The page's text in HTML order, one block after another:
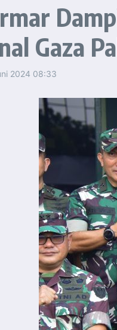
Gaza
2024 08:33